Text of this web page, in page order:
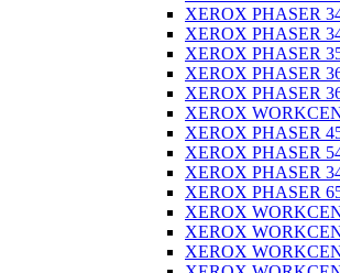
XEROX PHASER
XEROX PHASER
XEROX PHASER
XEROX PHASER
XEROX PHASER
XEROX
XEROX PHASER
XEROX PHASER
XEROX PHASER
XEROX PHASER
XEROX
XEROX
XEROX